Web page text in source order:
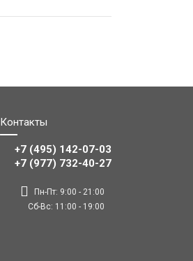
Контакты
+7 (495) 142-07-03
‎‎+7 (977) 732-40-27
Пн-Пт: 9:00 - 21:00
Сб-Вс: 11:00 - 19:00